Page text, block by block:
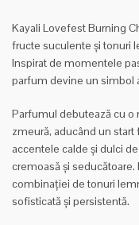
Kayali Lovefest Burning
fructe suculente și tonuri
Inspirat de momentele
parfum devine un simbol
Parfumul debutează cu o
zmeură, aducând un
accentele calde și dulci
cremoasă și
combinației de tonuri
sofisticată și persistentă.